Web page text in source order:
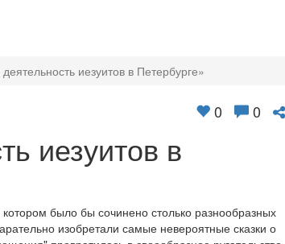
иезуитов в Петербурге»
0 0
иезуитов в
было бы сочинено столько разнообразных
изобретали самые невероятные сказки о